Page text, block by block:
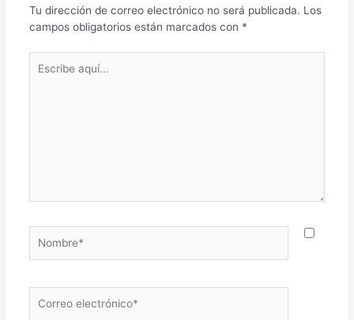
Tu dirección de correo electrónico no será publicada. Los
campos obligatorios están marcados con *
aquí...
electrónico*